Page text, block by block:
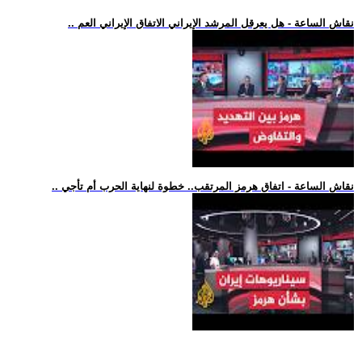
.. نقاش الساعة - هل يعرقل المرشد الإيراني الاتفاق الإيراني العم
.. نقاش الساعة - اتفاق هرمز المرتقب.. خطوة لنهاية الحرب أم تأجي